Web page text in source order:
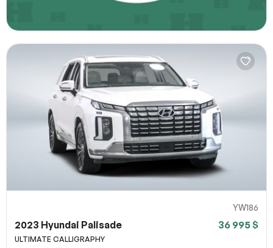
YW186
2023 Hyundai Palisade 36 995 $
ULTIMATE CALLIGRAPHY